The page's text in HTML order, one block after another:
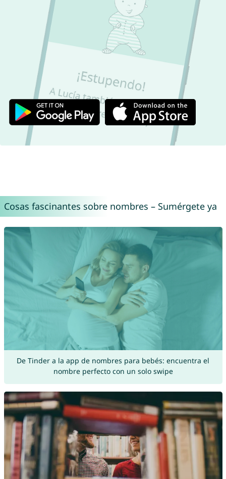
Cosas fascinantes sobre nombres – Sumérgete ya
De Tinder a la app de nombres para bebés: encuentra el
nombre perfecto con un solo swipe